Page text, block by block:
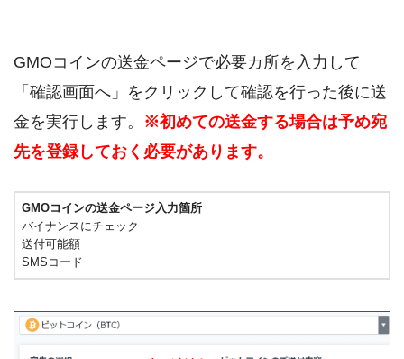
GMOコインの送金ページで必要カ所を入力して
「確認画面へ」をクリックして確認を行った後に送
金を実行します。 ※初めての送金する場合は予め宛
先を登録しておく必要があります。
GMOコインの送金ページ入力箇所
バイナンスにチェック
送付可能額
SMSコード